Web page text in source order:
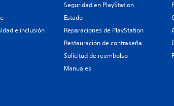
e inclusión
Seguridad en PlayStation
Estado
Reparaciones de PlayStation
Restauración de contraseña
Solicitud de reembolso
Manuales